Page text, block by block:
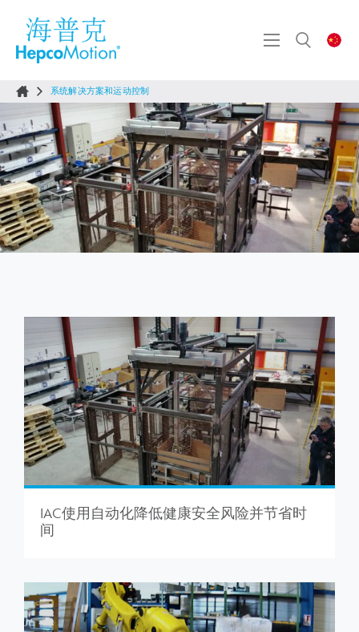
系统解决方案和运动控制
IAC使用自动化降低健康安全风险并节省时
间